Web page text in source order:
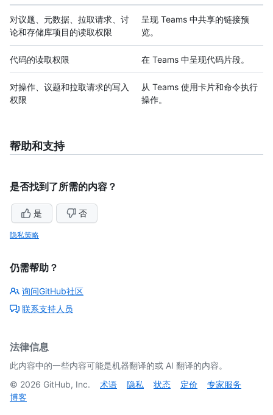
对议题、元数据、拉取请求、讨
论和存储库项目的读取权限
呈现 Teams 中共享的链接预
览。
代码的读取权限 在 Teams 中呈现代码片段。
对操作、议题和拉取请求的写入
权限
从 Teams 使用卡片和命令执行
操作。
帮助和支持
是否找到了所需的内容？
是 否
隐私策略
仍需帮助？
询问GitHub社区
联系支持人员
法律信息
此内容中的一些内容可能是机器翻译的或 AI 翻译的内容。
© 2026 GitHub, Inc. 术语 隐私 状态 定价
专家服务
博客